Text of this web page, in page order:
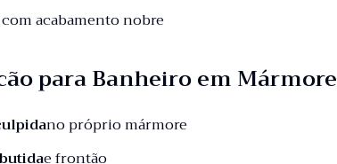
acabamento nobre
para Banheiro em Mármore
no próprio mármore
e frontão